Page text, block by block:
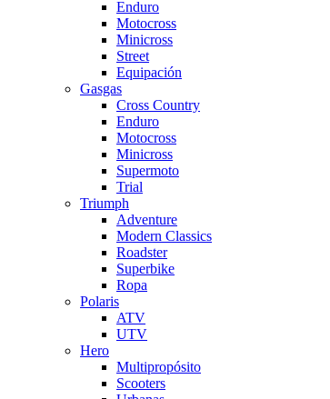
Enduro
Motocross
Minicross
Street
Equipación
Gasgas
Cross Country
Enduro
Motocross
Minicross
Supermoto
Trial
Triumph
Adventure
Modern Classics
Roadster
Superbike
Ropa
Polaris
ATV
UTV
Hero
Multipropósito
Scooters